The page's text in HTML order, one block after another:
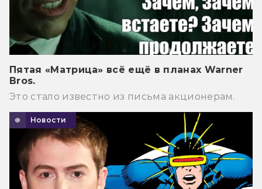
Пятая «Матрица» всё ещё в планах Warner
Bros.
Это стало известно из письма акционерам.
Новости